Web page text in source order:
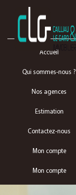
Accueil
Qui sommes-nous ?
Nos agences
Estimation
Contactez-nous
Mon compte
Mon compte